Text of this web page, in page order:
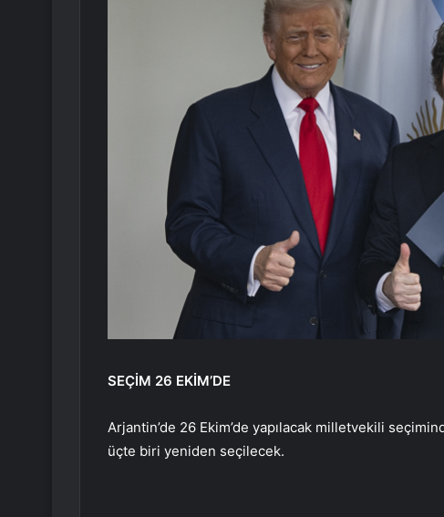
SEÇİM 26 EKİM’DE
Arjantin’de 26 Ekim’de yapılacak milletvekili
üçte biri yeniden seçilecek.